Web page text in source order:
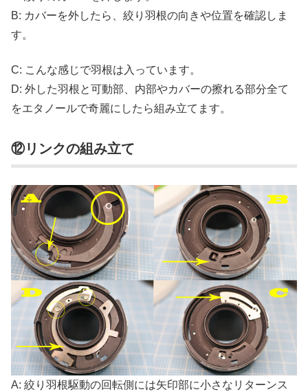
B: カバーを外したら、絞り羽根の向きや位置を確認しま
す。
C: こんな感じで羽根は入っています。
D: 外した羽根と可動部、内部やカバーの擦れる部分全て
をエタノールで奇麗にしたら組み立てます。
⑫リンクの組み立て
A: 絞り羽根駆動の回転側には矢印部に小さなリターンス